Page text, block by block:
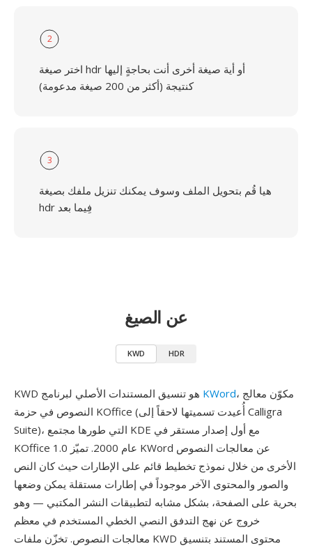
2
اختر صيغة hdr أو أية صيغة أخرى أنت بحاجةٍ إليها
كنتيجة (أكثر من 200 صيغة مدعومة)
3
هيا قُم بتحويل الملف وسوف يمكنك تنزيل ملفك بصيغة
hdr فِيما بعد
عن الصيغ
KWD HDR
KWord، مكوّن معالج
النصوص في حزمة KOffice (أُعيدت تسميتها لاحقاً إلى Calligra
Suite)، التي طورها مجتمع KDE مع أول إصدار مستقر في
KOffice 1.0 عام 2000. تميّز KWord عن معالجات النصوص
الأخرى من خلال نموذج تخطيط قائم على الإطارات حيث كان النص
والصور والمحتوى الآخر موجوداً في إطارات مستقلة يمكن وضعها
بحرية على الصفحة، بشكل مشابه لتطبيقات النشر المكتبي — وهو
خروج عن نهج التدفق النصي الخطي المستخدم في معظم
معالجات النصوص. تخزّن ملفات KWD محتوى المستند بتنسيق